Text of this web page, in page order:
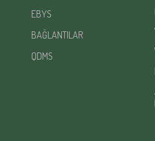
EBYS
BAĞLANTILAR
QDMS